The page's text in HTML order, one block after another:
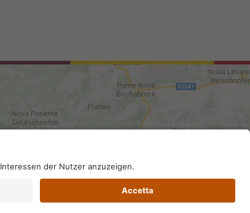
SDI-Kodex: A4RZ960